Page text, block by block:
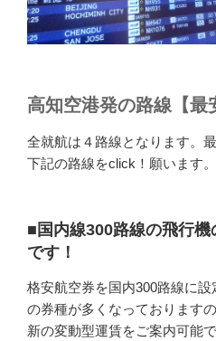
高知空港発の路線【最
全就航は４路線となります。
下記の路線をclick！願います。
■国内線300路線の飛行
です！
格安航空券を国内300路線に
の券種が多くなっております
新の変動型運賃をご案内可能で